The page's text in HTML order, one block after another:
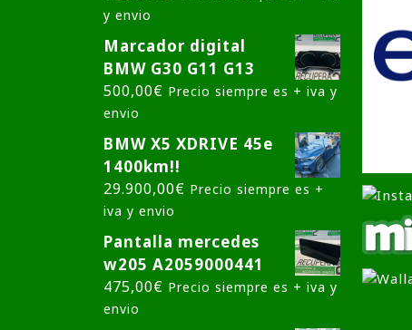
y envio
Marcador digital
BMW G30 G11 G13
500,00€ Precio siempre es + iva y
envio
BMW X5 XDRIVE 45e
1400km!!
29.900,00€ Precio siempre es +
iva y envio
Pantalla mercedes
w205 A2059000441
475,00€ Precio siempre es + iva y
envio